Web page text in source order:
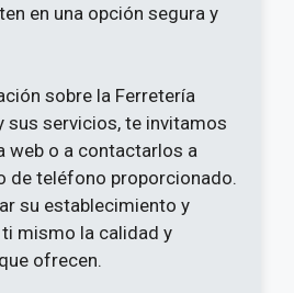
en una opción segura y
sobre la Ferretería
sus servicios, te invitamos
web o a contactarlos a
de teléfono proporcionado.
su establecimiento y
mismo la calidad y
ofrecen.